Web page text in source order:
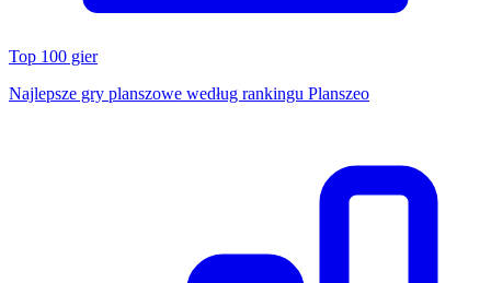
Top 100 gier
Najlepsze gry planszowe według rankingu Planszeo